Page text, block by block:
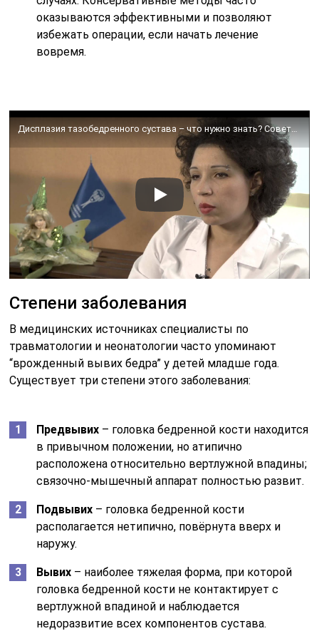
оказываются эффективными и позволяют
избежать операции, если начать лечение
вовремя.
Дисплазия тазобедренного сустава – что нужно знать? Советы родителям – Союз педиатров России.
Степени заболевания
В медицинских источниках специалисты по
травматологии и неонатологии часто упоминают
“врожденный вывих бедра” у детей младше года.
Существует три степени этого заболевания:
Предвывих – головка бедренной кости находится
в привычном положении, но атипично
расположена относительно вертлужной впадины;
связочно-мышечный аппарат полностью развит.
Подвывих – головка бедренной кости
располагается нетипично, повёрнута вверх и
наружу.
Вывих – наиболее тяжелая форма, при которой
головка бедренной кости не контактирует с
вертлужной впадиной и наблюдается
недоразвитие всех компонентов сустава.